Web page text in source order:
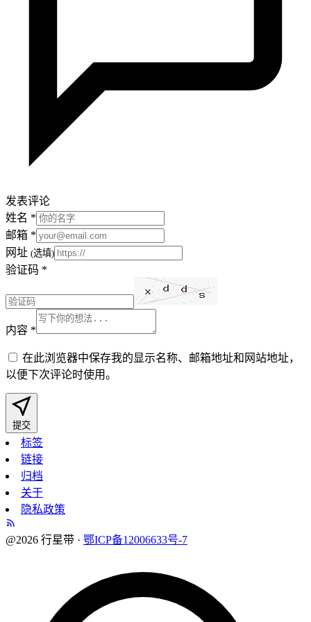
发表评论
姓名 *
邮箱 *
网址 (选填)
验证码 *
内容 *
在此浏览器中保存我的显示名称、邮箱地址和网站地址，
以便下次评论时使用。
提交
标签
链接
归档
关于
隐私政策
@2026 行星带 · 鄂ICP备12006633号-7